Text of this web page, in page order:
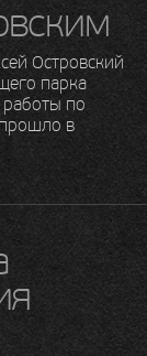
Островский
парка
работы по
прошло в